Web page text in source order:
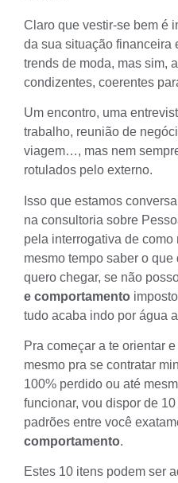
Claro que vestir-se bem é
da sua situação financeira
trends de moda, mas sim,
condizentes, coerentes
Um encontro, uma
trabalho, reunião de
viagem…, mas nem
rotulados pelo externo.
Isso que estamos
na consultoria sobre
pela interrogativa de como
mesmo tempo saber o
quero chegar, se não
e comportamento
tudo acaba indo por água
Pra começar a te orientar
mesmo pra se contratar
100% perdido ou até
funcionar, vou dispor de
padrões entre você
comportamento.
Estes 10 itens podem ser